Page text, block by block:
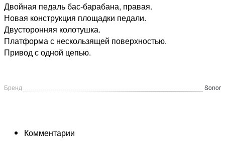
Двойная педаль бас-барабана, правая.
Новая конструкция площадки педали.
Двусторонняя колотушка.
Платформа с нескользящей поверхностью.
Привод с одной цепью.
Бренд Sonor
Комментарии